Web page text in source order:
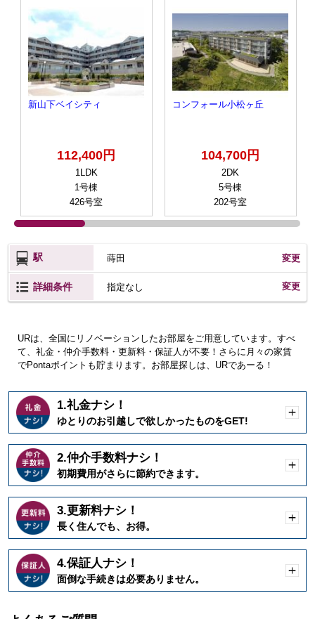
新山下ベイシティ
112,400円
1LDK
1号棟
426号室
コンフォール小松ヶ丘
104,700円
2DK
5号棟
202号室
駅 蒔田 変更
詳細条件 指定なし 変更
URは、全国にリノベーションしたお部屋をご用意しています。すべ
て、礼金・仲介手数料・更新料・保証人が不要！さらに月々の家賃
でPontaポイントも貯まります。お部屋探しは、URであーる！
1.礼金ナシ！
ゆとりのお引越しで欲しかったものをGET!
く
2.仲介手数料ナシ！
初期費用がさらに節約できます。
く
3.更新料ナシ！
長く住んでも、お得。
く
4.保証人ナシ！
面倒な手続きは必要ありません。
く